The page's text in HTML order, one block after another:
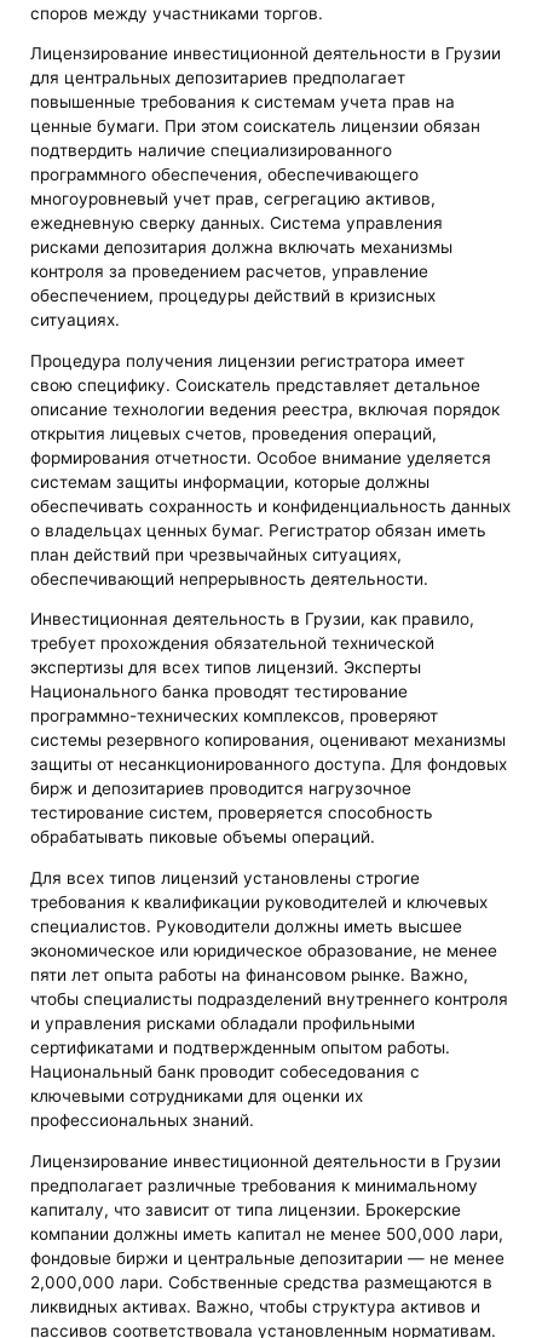
споров между участниками торгов.
Лицензирование инвестиционной деятельности в Грузии
для центральных депозитариев предполагает
повышенные требования к системам учета прав на
ценные бумаги. При этом соискатель лицензии обязан
подтвердить наличие специализированного
программного обеспечения, обеспечивающего
многоуровневый учет прав, сегрегацию активов,
ежедневную сверку данных. Система управления
рисками депозитария должна включать механизмы
контроля за проведением расчетов, управление
обеспечением, процедуры действий в кризисных
ситуациях.
Процедура получения лицензии регистратора имеет
свою специфику. Соискатель представляет детальное
описание технологии ведения реестра, включая порядок
открытия лицевых счетов, проведения операций,
формирования отчетности. Особое внимание уделяется
системам защиты информации, которые должны
обеспечивать сохранность и конфиденциальность данных
о владельцах ценных бумаг. Регистратор обязан иметь
план действий при чрезвычайных ситуациях,
обеспечивающий непрерывность деятельности.
Инвестиционная деятельность в Грузии, как правило,
требует прохождения обязательной технической
экспертизы для всех типов лицензий. Эксперты
Национального банка проводят тестирование
программно-технических комплексов, проверяют
системы резервного копирования, оценивают механизмы
защиты от несанкционированного доступа. Для фондовых
бирж и депозитариев проводится нагрузочное
тестирование систем, проверяется способность
обрабатывать пиковые объемы операций.
Для всех типов лицензий установлены строгие
требования к квалификации руководителей и ключевых
специалистов. Руководители должны иметь высшее
экономическое или юридическое образование, не менее
пяти лет опыта работы на финансовом рынке. Важно,
чтобы специалисты подразделений внутреннего контроля
и управления рисками обладали профильными
сертификатами и подтвержденным опытом работы.
Национальный банк проводит собеседования с
ключевыми сотрудниками для оценки их
профессиональных знаний.
Лицензирование инвестиционной деятельности в Грузии
предполагает различные требования к минимальному
капиталу, что зависит от типа лицензии. Брокерские
компании должны иметь капитал не менее 500,000 лари,
фондовые биржи и центральные депозитарии — не менее
2,000,000 лари. Собственные средства размещаются в
ликвидных активах. Важно, чтобы структура активов и
пассивов соответствовала установленным нормативам.